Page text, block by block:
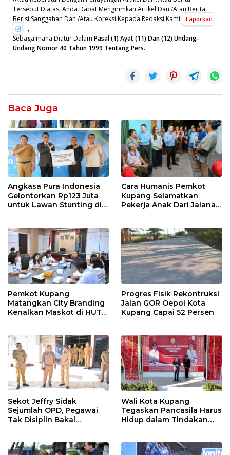
Tersebut Diatas, Anda Dapat Mengirimkan Artikel Dan /Atau Berita
Berisi Sanggahan Dan /Atau Koreksi Kepada Redaksi Kami
Laporkan
,
Sebagaimana Diatur Dalam Pasal (1) Ayat (11) Dan (12) Undang-
Undang Nomor 40 Tahun 1999 Tentang Pers.
Baca Juga
Angkasa Pura Indonesia
Gelontorkan Rp123 Juta
untuk Lawan Stunting di
Cara Humanis Pemkot
Kupang Selamatkan
Pekerja Anak Dari Jalanan
Pemkot Kupang
Matangkan City Branding
Kenalkan Maskot di HUT
Progres Fisik Rekontruksi
Jalan GOR Oepoi Kota
Kupang Capai 52 Persen
Sekot Jeffry Sidak
Sejumlah OPD, Pegawai
Tak Disiplin Bakal
Wali Kota Kupang
Tegaskan Pancasila Harus
Hidup dalam Tindakan